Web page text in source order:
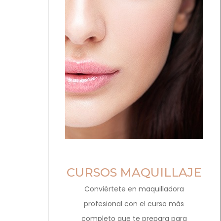
CURSOS MAQUILLAJE
Conviértete en maquilladora
profesional con el curso más
completo que te prepara para